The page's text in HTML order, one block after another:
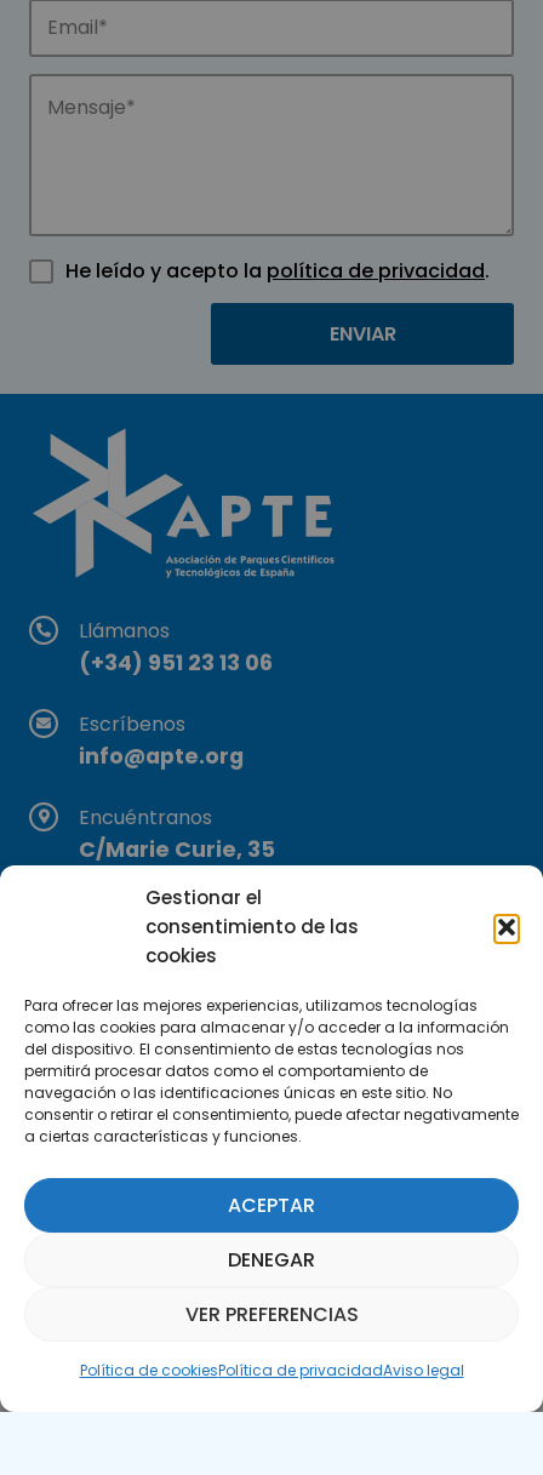
Gestionar el
consentimiento de las
cookies
Para ofrecer las mejores experiencias, utilizamos tecnologías
como las cookies para almacenar y/o acceder a la información
del dispositivo. El consentimiento de estas tecnologías nos
permitirá procesar datos como el comportamiento de
navegación o las identificaciones únicas en este sitio. No
consentir o retirar el consentimiento, puede afectar negativamente
a ciertas características y funciones.
ACEPTAR
DENEGAR
VER PREFERENCIAS
Política de cookiesPolítica de privacidadAviso legal
He leído y acepto la política de privacidad.
Llámanos
(+34) 951 23 13 06
Escríbenos
info@apte.org
Encuéntranos
C/Marie Curie, 35
29590 Campanillas, Málaga
Suscríbete a nuestra Newsletter
SUSCRÍBETE AQUÍ